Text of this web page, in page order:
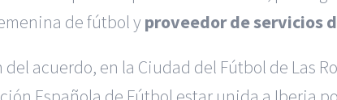
de fútbol y proveedor de servicios
acuerdo, en la Ciudad del Fútbol de Las